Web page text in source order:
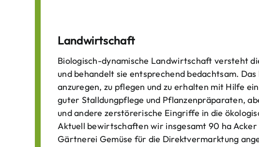
Landwirtschaft
Biologisch-dynamische Landwirtschaft versteht
und behandelt sie entsprechend bedachtsam.
anzuregen, zu pflegen und zu erhalten mit Hilfe
guter Stalldungpflege und Pflanzenpräparaten,
und andere zerstörerische Eingriffe in die
Aktuell bewirtschaften wir insgesamt 90 ha
Gärtnerei Gemüse für die Direktvermarktung